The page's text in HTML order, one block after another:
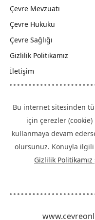
Çevre Mevzuatı
Çevre Hukuku
Çevre Sağlığı
Gizlilik Politikamız
İletişim
Bu internet sitesinden
için çerezler
kullanmaya devam
olursunuz. Konuyla
Gizlilik Politikamız